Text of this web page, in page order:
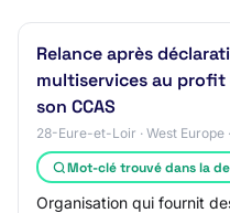
Relance après
multiservices au profit
son CCAS
28-Eure-et-Loir · West Europe
Mot-clé trouvé dans la
Organisation qui fournit